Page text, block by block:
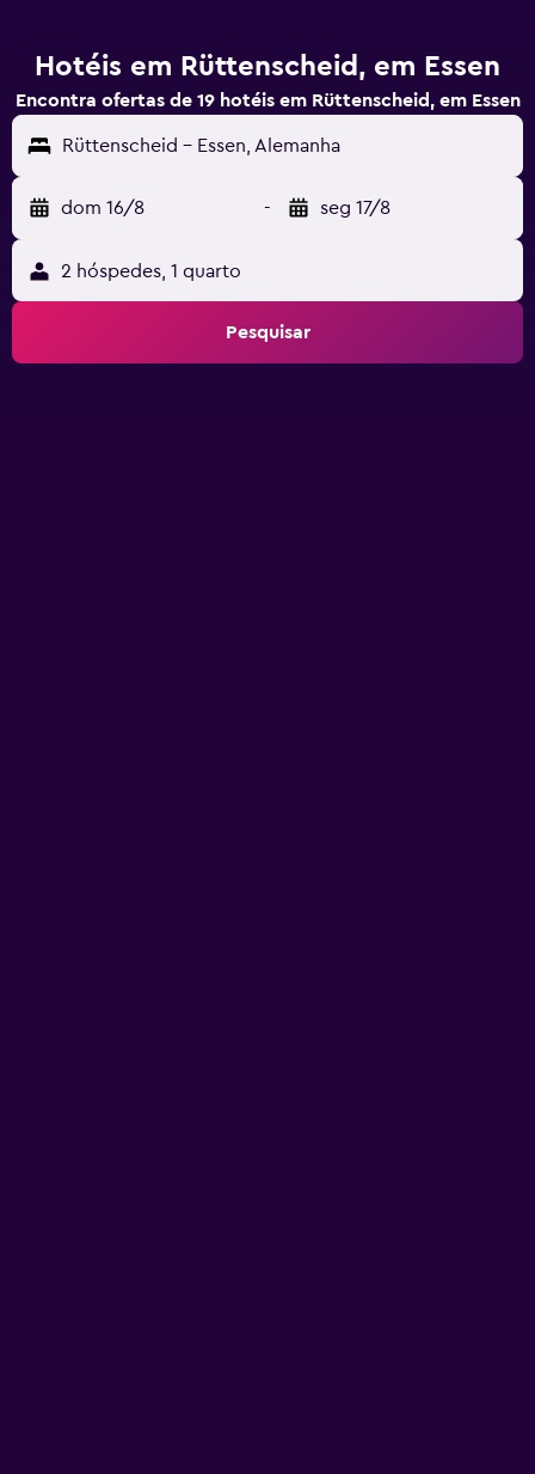
Hotéis em Rüttenscheid, em Essen
Encontra ofertas de 19 hotéis em Rüttenscheid, em Essen
Rüttenscheid - Essen, Alemanha
dom 16/8 - seg 17/8
2 hóspedes, 1 quarto
Pesquisar